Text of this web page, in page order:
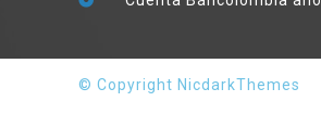
© Copyright NicdarkThemes